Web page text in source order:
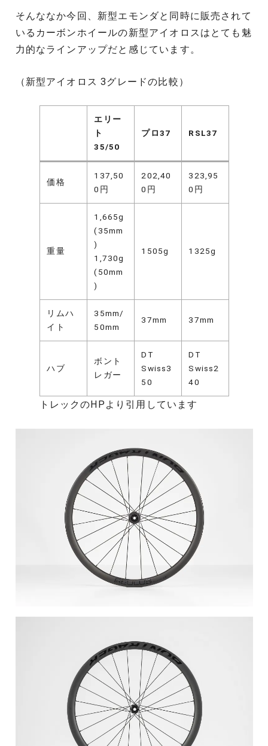
そんななか今回、新型エモンダと同時に販売されて
いるカーボンホイールの新型アイオロスはとても魅
力的なラインアップだと感じています。
（新型アイオロス 3グレードの比較）
エリー
ト
35/50
プロ37 RSL37
価格
137,50
0円
202,40
0円
323,95
0円
重量
1,665g
(35mm
)
1,730g
(50mm
)
1505g 1325g
リムハ
イト
35mm/
50mm
37mm 37mm
ハブ
ボント
レガー
DT
Swiss3
50
DT
Swiss2
40
トレックのHPより引用しています